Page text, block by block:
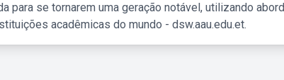
para se tornarem uma geração notável, utilizando
acadêmicas do mundo - dsw.aau.edu.et.